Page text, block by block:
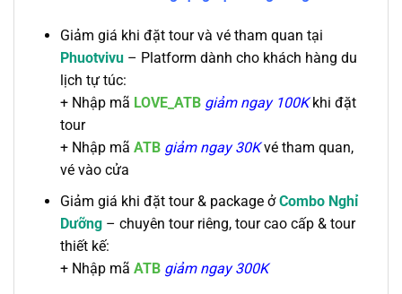
Giảm giá khi đặt tour và vé tham quan tại
Phuotvivu – Platform dành cho khách hàng du
lịch tự túc:
+ Nhập mã LOVE_ATB giảm ngay 100Kkhi đặt
tour
+ Nhập mã ATBgiảm ngay 30Kvé tham quan,
vé vào cửa
Giảm giá khi đặt tour & package ở Combo Nghỉ
Dưỡng– chuyên tour riêng, tour cao cấp & tour
thiết kế:
+ Nhập mã ATB giảm ngay 300K